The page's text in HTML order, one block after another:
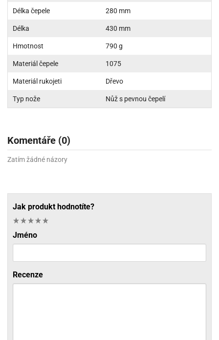
Délka čepele 280 mm
Délka 430 mm
Hmotnost 790 g
Materiál čepele 1075
Materiál rukojeti Dřevo
Typ nože Nůž s pevnou čepelí
Komentáře (0)
Zatím žádné názory
Jak produkt hodnotíte?
Jméno
Recenze